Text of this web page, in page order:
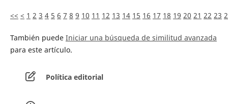
<< < 1 2 3 4 5 6 7 8 9 10 11 12 13 14 15 16 17 18 19 20 21 22 23
También puede Iniciar una búsqueda de similitud avanzada
para este artículo.
Política editorial